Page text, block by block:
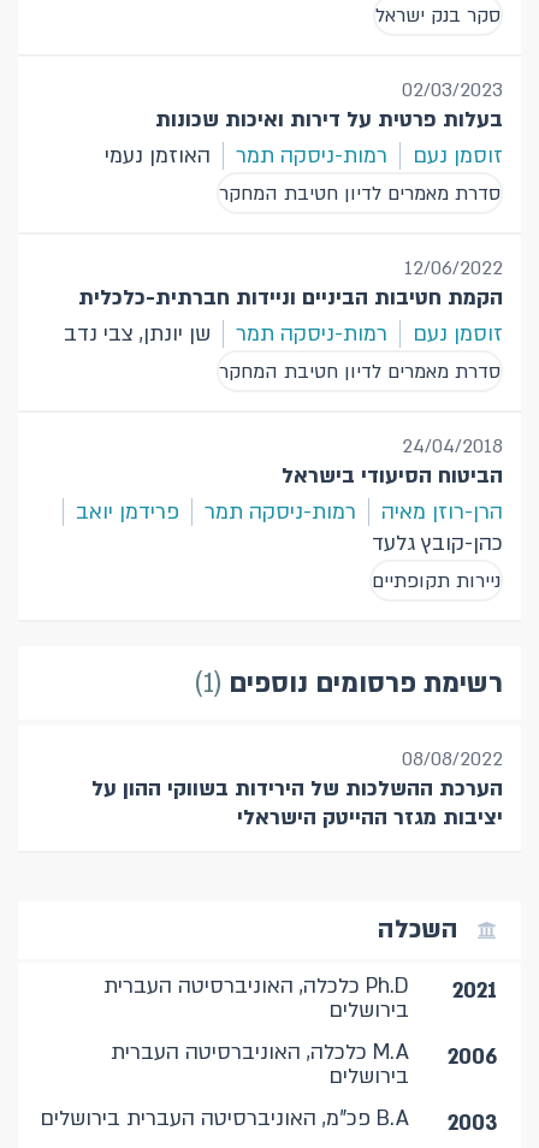
סקר בנק ישראל
02/03/2023
בעלות פרטית על דירות ואיכות שכונות
זוסמן נעם
רמות-ניסקה תמר האוזמן נעמי
סדרת מאמרים לדיון חטיבת המחקר
12/06/2022
הקמת חטיבות הביניים וניידות חברתית-כלכלית
זוסמן נעם
רמות-ניסקה תמר שן יונתן, צבי נדב
סדרת מאמרים לדיון חטיבת המחקר
24/04/2018
הביטוח הסיעודי בישראל
הרן-רוזן מאיה
רמות-ניסקה תמר
פרידמן יואב
כהן-קובץ גלעד
ניירות תקופתיים
רשימת פרסומים נוספים 1
08/08/2022
הערכת ההשלכות של הירידות בשווקי ההון על
יציבות מגזר ההייטק הישראלי
השכלה
2021
Ph.D כלכלה, האוניברסיטה העברית
בירושלים
2006
M.A כלכלה, האוניברסיטה העברית
בירושלים
2003
B.A פכ"מ, האוניברסיטה העברית בירושלים